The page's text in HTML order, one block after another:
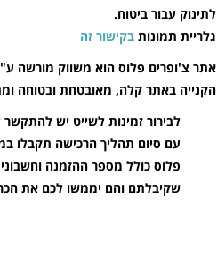
לתינוק עבור ביטוח.
גלריית תמונותבקישור זה
אתר צ'ופרים פלוס הוא משווק מורשה
הקנייה באתר קלה, מאובטחת ובטוחה
לבירור זמינות לשייט יש להתקשר לטלפון
פלוס כולל מספר ההזמנה
שקיבלתם והם יממשו לכם את